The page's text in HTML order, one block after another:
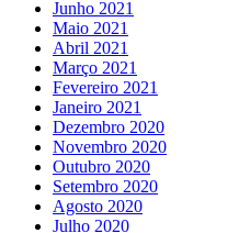
Junho 2021
Maio 2021
Abril 2021
Março 2021
Fevereiro 2021
Janeiro 2021
Dezembro 2020
Novembro 2020
Outubro 2020
Setembro 2020
Agosto 2020
Julho 2020